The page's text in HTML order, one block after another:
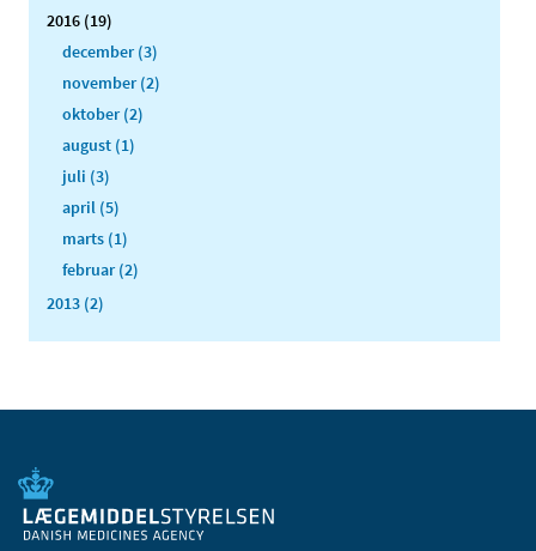
2016 (19)
december (3)
november (2)
oktober (2)
august (1)
juli (3)
april (5)
marts (1)
februar (2)
2013 (2)